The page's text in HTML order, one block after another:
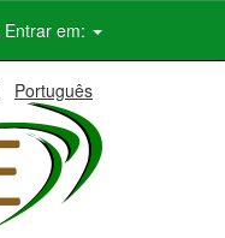
Entrar em:
Português